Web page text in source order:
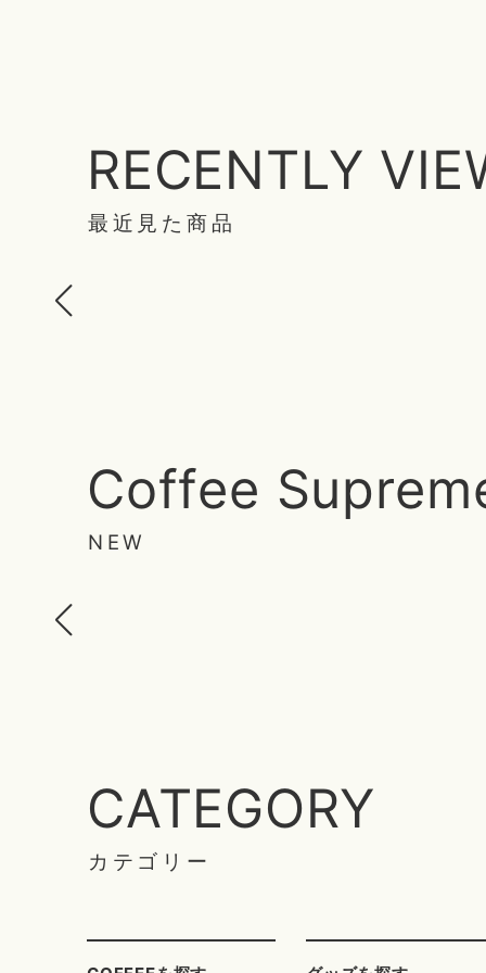
RECENTLY
最近見た商品
Coffee
NEW
CATEGORY
カテゴリー